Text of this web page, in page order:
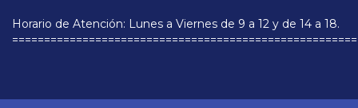
Horario de Atención: Lunes a Viernes de 9 a 12 y de 14 a 18.